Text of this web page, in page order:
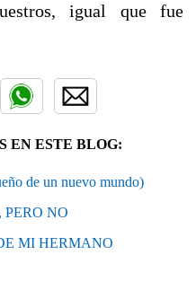
igual que fue
EN ESTE BLOG:
de un nuevo mundo)
NO
MI HERMANO